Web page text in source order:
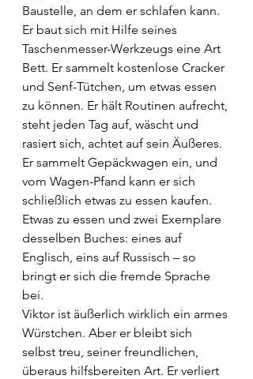
Baustelle, an dem er schlafen kann.
Er baut sich mit Hilfe seines
Taschenmesser-Werkzeugs eine Art
Bett. Er sammelt kostenlose Cracker
und Senf-Tütchen, um etwas essen
zu können. Er hält Routinen aufrecht,
steht jeden Tag auf, wäscht und
rasiert sich, achtet auf sein Äußeres.
Er sammelt Gepäckwagen ein, und
vom Wagen-Pfand kann er sich
schließlich etwas zu essen kaufen.
Etwas zu essen und zwei Exemplare
desselben Buches: eines auf
Englisch, eins auf Russisch – so
bringt er sich die fremde Sprache
bei.
Viktor ist äußerlich wirklich ein armes
Würstchen. Aber er bleibt sich
selbst treu, seiner freundlichen,
überaus hilfsbereiten Art. Er verliert